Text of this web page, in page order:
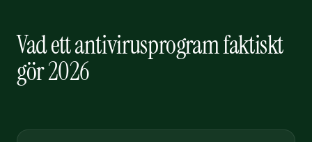
Vad ett antivirusprogram faktiskt
gör 2026